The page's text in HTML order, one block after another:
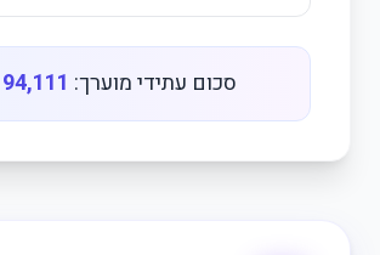
סכום עתידי מוערך: 94,111